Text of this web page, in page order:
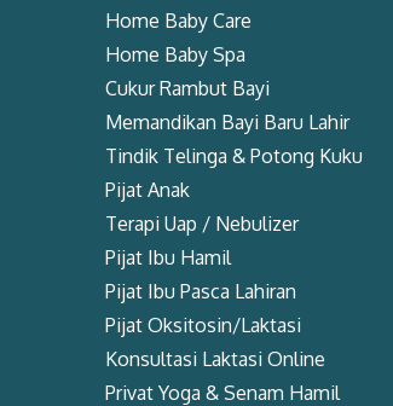
Home Baby Care
Home Baby Spa
Cukur Rambut Bayi
Memandikan Bayi Baru Lahir
Tindik Telinga & Potong Kuku
Pijat Anak
Terapi Uap / Nebulizer
Pijat Ibu Hamil
Pijat Ibu Pasca Lahiran
Pijat Oksitosin/Laktasi
Konsultasi Laktasi Online
Privat Yoga & Senam Hamil